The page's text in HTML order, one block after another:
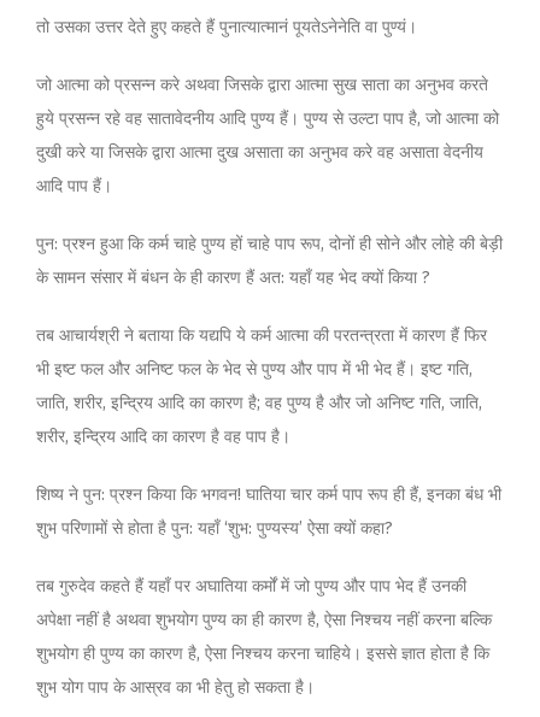
तो उसका उत्तर देते हुए कहते हैं पुनात्यात्मानं पूयतेऽनेनेति वा पुण्यं।
जो आत्मा को प्रसन्न करे अथवा जिसके द्वारा आत्मा सुख साता का अनुभव करते
हुये प्रसन्न रहे वह सातावेदनीय आदि पुण्य हैं। पुण्य से उल्टा पाप है, जो आत्मा को
दुखी करे या जिसके द्वारा आत्मा दुख असाता का अनुभव करे वह असाता वेदनीय
आदि पाप हैं।
पुन: प्रश्न हुआ कि कर्म चाहे पुण्य हों चाहे पाप रूप, दोनों ही सोने और लोहे की बेड़ी
के सामन संसार में बंधन के ही कारण हैं अत: यहाँ यह भेद क्यों किया ?
तब आचार्यश्री ने बताया कि यद्यपि ये कर्म आत्मा की परतन्त्रता में कारण हैं फिर
भी इष्ट फल और अनिष्ट फल के भेद से पुण्य और पाप में भी भेद हैं। इष्ट गति,
जाति, शरीर, इन्द्रिय आदि का कारण है; वह पुण्य है और जो अनिष्ट गति, जाति,
शरीर, इन्द्रिय आदि का कारण है वह पाप है।
शिष्य ने पुन: प्रश्न किया कि भगवन! घातिया चार कर्म पाप रूप ही हैं, इनका बंध भी
शुभ परिणामों से होता है पुन: यहाँ ‘शुभ: पुण्यस्य’ ऐसा क्यों कहा?
तब गुरुदेव कहते हैं यहाँ पर अघातिया कर्मों में जो पुण्य और पाप भेद हैं उनकी
अपेक्षा नहीं है अथवा शुभयोग पुण्य का ही कारण है, ऐसा निश्चय नहीं करना बल्कि
शुभयोग ही पुण्य का कारण है, ऐसा निश्चय करना चाहिये। इससे ज्ञात होता है कि
शुभ योग पाप के आस्रव का भी हेतु हो सकता है।